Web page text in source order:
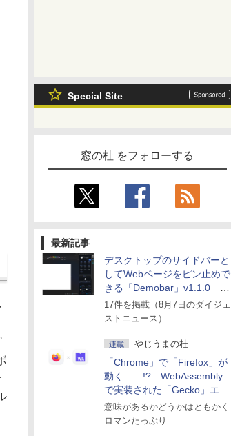
Special Site
窓の杜 をフォローする
最新記事
デスクトップのサイドバーと
してWebページをピン止めで
きる「Demobar」v1.1.0 ほ
か
17件を掲載（8月7日のダイジェ
ストニュース）
連載 やじうまの杜
「Chrome」で「Firefox」が
動く……!? WebAssembly
で実装された「Gecko」エン
ジン
意味があるかどうかはともかく
ロマンたっぷり